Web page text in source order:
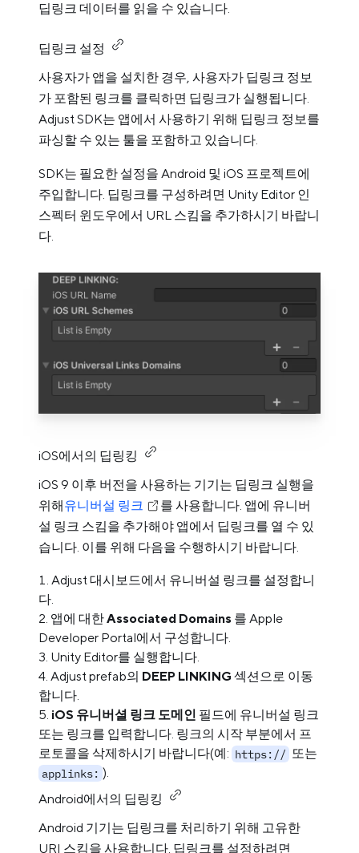
딥링크 데이터를 읽을 수 있습니다.
딥링크 설정
사용자가 앱을 설치한 경우, 사용자가 딥링크 정보
가 포함된 링크를 클릭하면 딥링크가 실행됩니다.
Adjust SDK는 앱에서 사용하기 위해 딥링크 정보를
파싱할 수 있는 툴을 포함하고 있습니다.
SDK는 필요한 설정을 Android 및 iOS 프로젝트에
주입합니다. 딥링크를 구성하려면 Unity Editor 인
스펙터 윈도우에서 URL 스킴을 추가하시기 바랍니
다.
iOS에서의 딥링킹
iOS 9 이후 버전을 사용하는 기기는 딥링크 실행을
위해 유니버설 링크
를 사용합니다. 앱에 유니버
설 링크 스킴을 추가해야 앱에서 딥링크를 열 수 있
습니다. 이를 위해 다음을 수행하시기 바랍니다.
Adjust 대시보드에서 유니버설 링크를 설정합니
다.
앱에 대한Associated Domains 를 Apple
Developer Portal에서 구성합니다.
Unity Editor를 실행합니다.
Adjust prefab의 DEEP LINKING 섹션으로 이동
합니다.
iOS 유니버셜 링크 도메인 필드에 유니버설 링크
또는 링크를 입력합니다. 링크의 시작 부분에서 프
로토콜을 삭제하시기 바랍니다(예: https:// 또는
applinks: ).
Android에서의 딥링킹
Android 기기는 딥링크를 처리하기 위해 고유한
URI 스킴을 사용합니다. 딥링크를 설정하려면